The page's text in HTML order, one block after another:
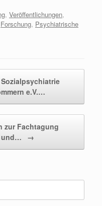
, Veröffentlichungen,
Forschung, Psychiatrische
e.V.…
zur Fachtagung
und…
→